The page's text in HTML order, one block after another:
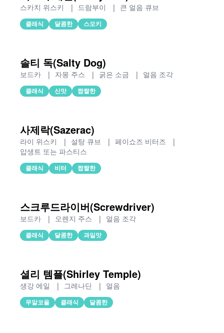
스카치 위스키 | 드람부이 | 큰 얼음 큐브
클래식 달콤한 스모키
솔티 독(Salty Dog)
보드카 | 자몽 주스 | 굵은 소금 | 얼음 조각
클래식 신맛 짭짤한
사제락(Sazerac)
라이 위스키 | 설탕 큐브 | 페이쇼즈 비터즈
|
압생트 또는 파스티스
클래식 비터 짭짤한
스크루드라이버(Screwdriver)
보드카 | 오렌지 주스 | 얼음 조각
클래식 달콤한 과일맛
셜리 템플(Shirley Temple)
생강 에일 | 그레나딘 | 얼음
무알코올 클래식 달콤한